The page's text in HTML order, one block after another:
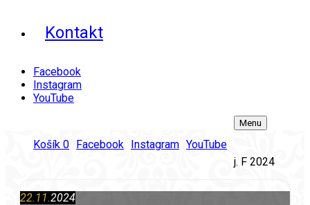
Kontakt
Facebook
Instagram
YouTube
Košík 0 Facebook Instagram YouTube
Menu
j. F 2024
22.11.2024